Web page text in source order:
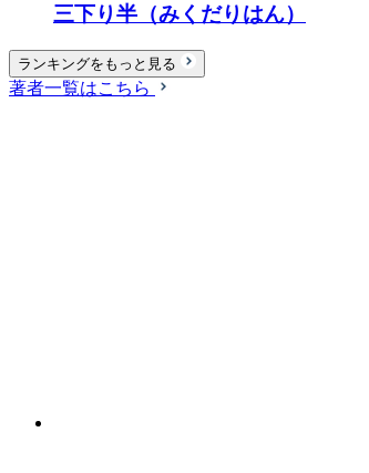
三下り半（みくだりはん）
ランキングをもっと見る
著者一覧はこちら